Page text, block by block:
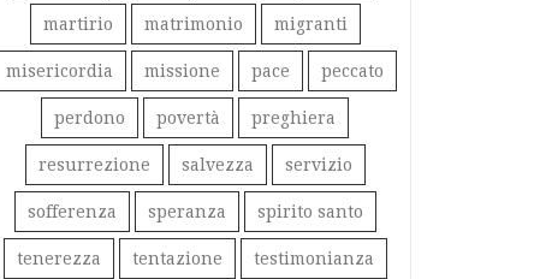
martirio matrimonio migranti
misericordia missione pace peccato
perdono povertà preghiera
resurrezione salvezza servizio
sofferenza speranza spirito santo
tenerezza tentazione testimonianza